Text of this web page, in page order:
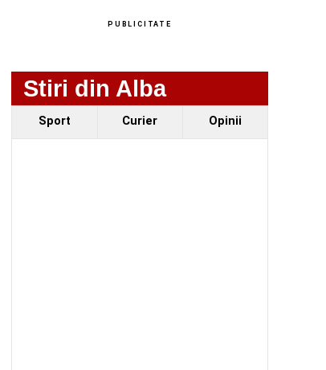
PUBLICITATE
Stiri din Alba
Sport Curier Opinii